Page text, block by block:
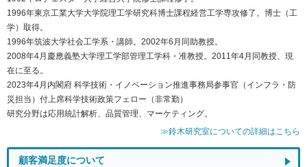
1996年東京工業大学大学院理工学研究科博士課程経営工学専攻修了。博士（工
学）取得。
1996年筑波大学社会工学系・講師。2002年6月同助教授。
2008年4月慶應義塾大学理工学部管理工学科・准教授。2011年4月同教授、現
在に至る。
2023年4月内閣府 科学技術・イノベーション推進事務局参事官（インフラ・防
災担当）付上席科学技術政策フェロー（非常勤）
研究分野は応用統計解析、品質管理、マーケティング。
≫鈴木研究室についての詳細はこちら
顧客満足度について